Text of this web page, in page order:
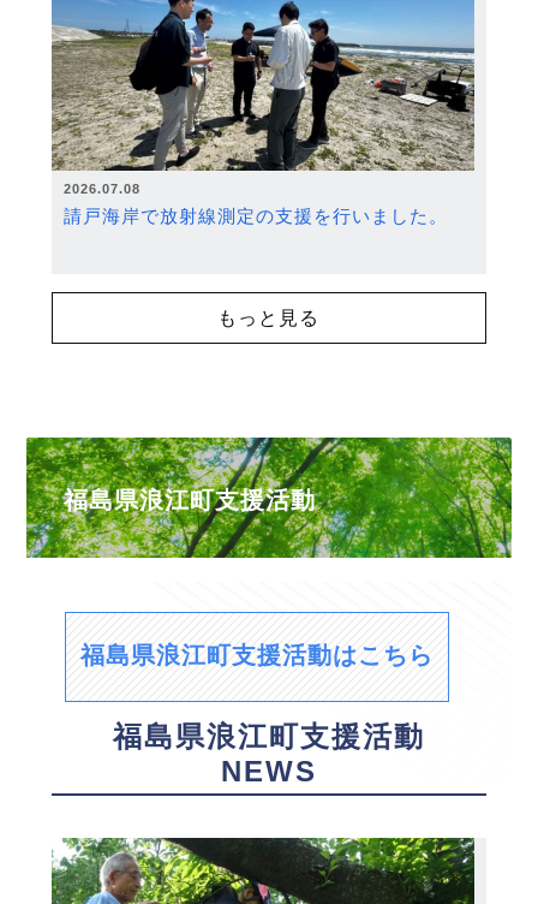
2026.07.08
請戸海岸で放射線測定の支援を行いました。
もっと見る
福島県浪江町支援活動
福島県浪江町支援活動はこちら
福島県浪江町支援活動
NEWS